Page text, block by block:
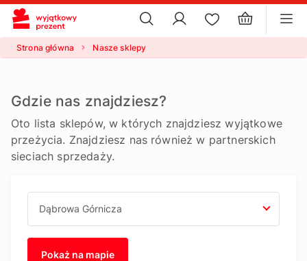
×
Strona główna Nasze sklepy
Gdzie nas znajdziesz?
Oto lista sklepów, w których znajdziesz wyjątkowe
przeżycia. Znajdziesz nas również w partnerskich
sieciach sprzedaży.
Pokaż na mapie
ustawienia plików cookie
×